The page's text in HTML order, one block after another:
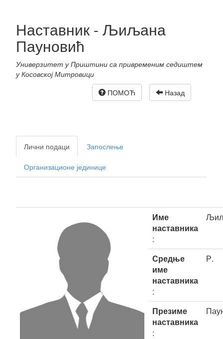
Наставник - Љиљана
Пауновић
Универзитет у Приштини са привременим седиштем
у Косовској Митровици
Назад
ПОМОЋ
Лични подаци Запослење
Организационе јединице
Име
наставника
:
Средње
име
наставника
:
Р.
Презиме
наставника
: